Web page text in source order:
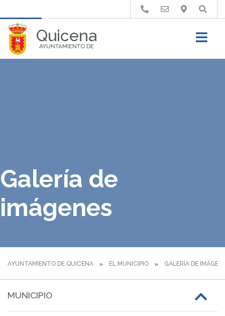
Quicena
AYUNTAMIENTO DE
Buscar
Galería de
imágenes
AYUNTAMIENTO DE QUICENA EL MUNICIPIO GALERÍA DE
MUNICIPIO